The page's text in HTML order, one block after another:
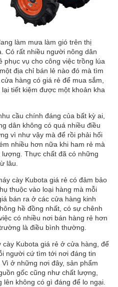
làm mưa làm gió trên thị
Có rất nhiều người nông dân
phục vụ cho công việc trồng lúa
địa chỉ bán lẻ nào đó mà tìm
hàng có giá rẻ để mua sắm,
tiết kiệm được một khoản kha
cầu chính đáng của bất kỳ ai,
dân không có quá nhiều điều
vì như vậy mà để rồi phải hối
nhiều hơn nữa khi ham rẻ mà
Thực chất đã có những
lâu.
cày Kubota giá rẻ có đảm bảo
thuộc vào loại hàng mà mỗi
bán ra ở các cửa hàng kinh
hề đồng nhất, có sự chênh
có nhiều nơi bán hàng rẻ hơn
là điều bình thường.
cày Kubota giá rẻ ở cửa hàng, để
người cứ tìm tới nơi đáng tin
ở những nơi đây, sản phẩm
gốc cũng như chất lượng,
lên không có gì đáng để lo ngại.